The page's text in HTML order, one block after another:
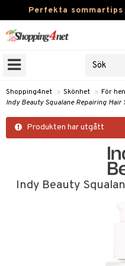
Perfekta sommartips
Skönhet
Kontaktlinser
Apotek
Hem & Inredning
Shopping4net » Skönhet » För
Indy Beauty Squalane Repairing Hair
Produkten har utgått
Indy Beauty